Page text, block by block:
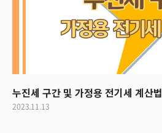
누진세 구간 및 가정용 전기세 계산법
2023.11.13